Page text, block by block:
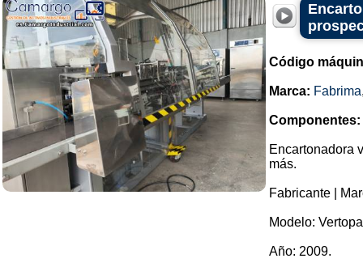
Código
Marca: Fabrima
Componentes:
Encartonadora
más.
Fabricante |
Modelo:
Año: 2009.